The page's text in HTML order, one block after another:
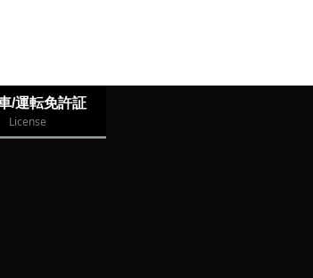
/運転免許証
License